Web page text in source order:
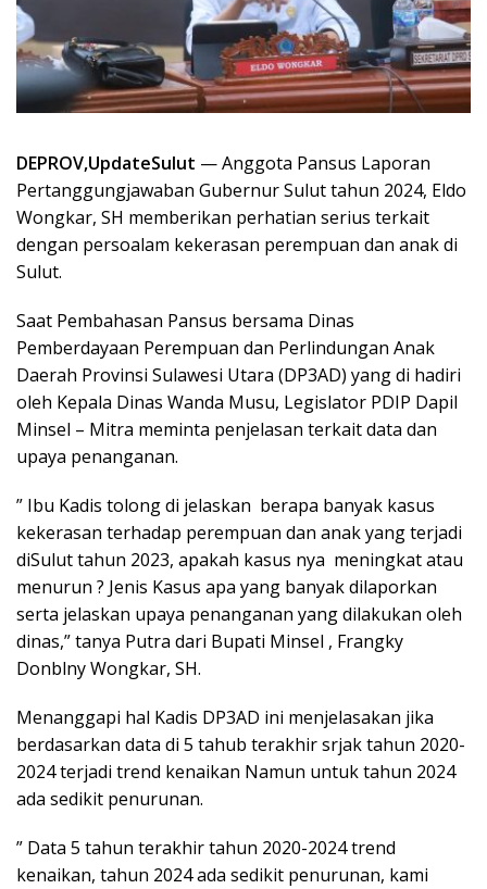
DEPROV,UpdateSulut — Anggota Pansus Laporan
Pertanggungjawaban Gubernur Sulut tahun 2024, Eldo
Wongkar, SH memberikan perhatian serius terkait
dengan persoalam kekerasan perempuan dan anak di
Sulut.
Saat Pembahasan Pansus bersama Dinas
Pemberdayaan Perempuan dan Perlindungan Anak
Daerah Provinsi Sulawesi Utara (DP3AD) yang di hadiri
oleh Kepala Dinas Wanda Musu, Legislator PDIP Dapil
Minsel – Mitra meminta penjelasan terkait data dan
upaya penanganan.
” Ibu Kadis tolong di jelaskan berapa banyak kasus
kekerasan terhadap perempuan dan anak yang terjadi
diSulut tahun 2023, apakah kasus nya meningkat atau
menurun ? Jenis Kasus apa yang banyak dilaporkan
serta jelaskan upaya penanganan yang dilakukan oleh
dinas,” tanya Putra dari Bupati Minsel , Frangky
Donblny Wongkar, SH.
Menanggapi hal Kadis DP3AD ini menjelasakan jika
berdasarkan data di 5 tahub terakhir srjak tahun 2020-
2024 terjadi trend kenaikan Namun untuk tahun 2024
ada sedikit penurunan.
” Data 5 tahun terakhir tahun 2020-2024 trend
kenaikan, tahun 2024 ada sedikit penurunan, kami